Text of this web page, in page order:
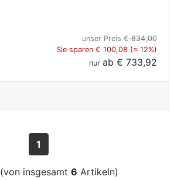
unser Preis € 834,00
Sie sparen € 100,08 (≈ 12%)
nur ab € 733,92
1
(von insgesamt 6 Artikeln)